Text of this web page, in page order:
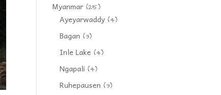
Myanmar (25)
Ayeyarwaddy (4)
Bagan (3)
Inle Lake (4)
Ngapali (4)
Ruhepausen (3)